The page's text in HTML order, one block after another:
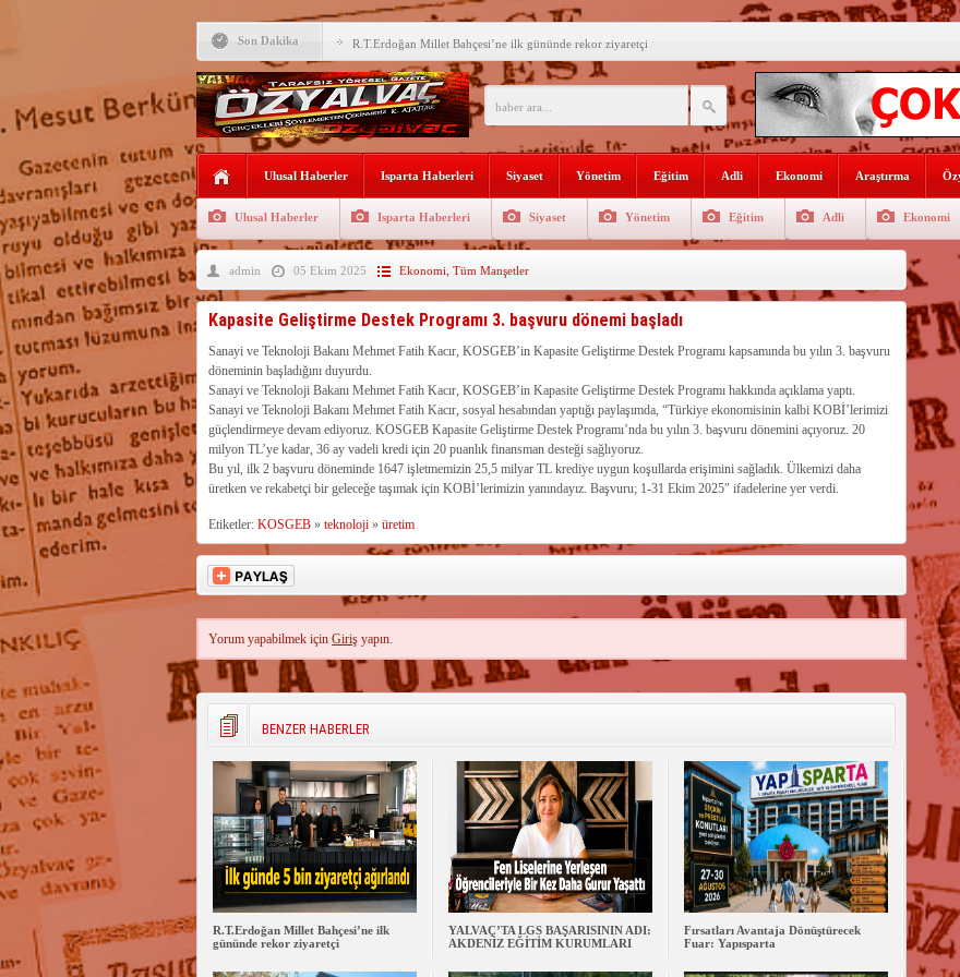
Son Dakika R.T.Erdoğan Millet Bahçesi’ne ilk gününde rekor ziyaretçi
YALVAÇ’TA LGS BAŞARISININ ADI: AKDENİZ
EĞİTİM KURUMLARI
Fırsatları Avantaja Dönüştürecek Fuar: Yapısparta
TOKİ, Isparta’da 9 Gayrimenkulü Açık Artırmayla Satışa
Sunacak
İleği ile Kurusarı arasına sathi kaplama yapıldı
Yalvaç’ta LGS Başarısı Yükselişini Sürdürüyor
Uyaroğlu’nun konukları Özel, Tüfekçi ve Bayar
Bağkonak Muhtarı Başoda’dan masa başı haberlere karşı
açıklama
SDÜ’ye 68 sözleşmeli personel alınacak
Ulusal Haberler Isparta Haberleri Siyaset Yönetim Eğitim Adli Ekonomi Araştırma
Ulusal Haberler Isparta Haberleri Siyaset Yönetim Eğitim Adli Ekonomi
admin 05 Ekim 2025 Ekonomi Tüm Manşetler
Kapasite Geliştirme Destek Programı 3. başvuru dönemi başladı
Sanayi ve Teknoloji Bakanı Mehmet Fatih Kacır, KOSGEB’in Kapasite Geliştirme Destek Programı kapsamında bu yılın 3. başvuru
döneminin başladığını duyurdu.
Sanayi ve Teknoloji Bakanı Mehmet Fatih Kacır, KOSGEB’in Kapasite Geliştirme Destek Programı hakkında açıklama yaptı.
Sanayi ve Teknoloji Bakanı Mehmet Fatih Kacır, sosyal hesabından yaptığı paylaşımda, “Türkiye ekonomisinin kalbi KOBİ’lerimizi
güçlendirmeye devam ediyoruz. KOSGEB Kapasite Geliştirme Destek Programı’nda bu yılın 3. başvuru dönemini açıyoruz. 20
milyon TL’ye kadar, 36 ay vadeli kredi için 20 puanlık finansman desteği sağlıyoruz.
Bu yıl, ilk 2 başvuru döneminde 1647 işletmemizin 25,5 milyar TL krediye uygun koşullarda erişimini sağladık. Ülkemizi daha
üretken ve rekabetçi bir geleceğe taşımak için KOBİ’lerimizin yanındayız. Başvuru; 1-31 Ekim 2025″ ifadelerine yer verdi.
Etiketler: KOSGEB» teknoloji» üretim
Yorum yapabilmek içinGiriş yapın.
BENZER HABERLER
R.T.Erdoğan Millet Bahçesi’ne ilk
gününde rekor ziyaretçi
YALVAÇ’TA LGS BAŞARISININ ADI:
AKDENİZ EĞİTİM KURUMLARI
Fırsatları Avantaja Dönüştürecek
Fuar: Yapısparta